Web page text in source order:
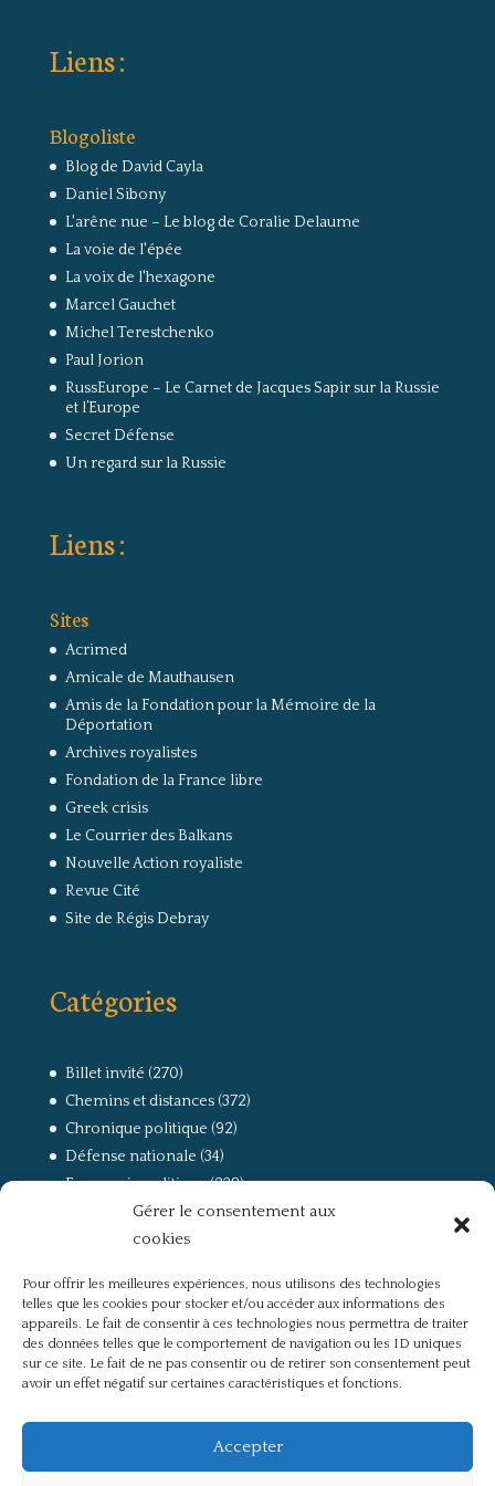
Gérer le consentement aux
cookies
Pour offrir les meilleures expériences, nous utilisons des technologies
telles que les cookies pour stocker et/ou accéder aux informations des
appareils. Le fait de consentir à ces technologies nous permettra de traiter
des données telles que le comportement de navigation ou les ID uniques
sur ce site. Le fait de ne pas consentir ou de retirer son consentement peut
avoir un effet négatif sur certaines caractéristiques et fonctions.
Accepter
Liens :
Blogoliste
Blog de David Cayla
Daniel Sibony
L'arêne nue – Le blog de Coralie Delaume
La voie de l'épée
La voix de l'hexagone
Marcel Gauchet
Michel Terestchenko
Paul Jorion
RussEurope – Le Carnet de Jacques Sapir sur la Russie
et l’Europe
Secret Défense
Un regard sur la Russie
Liens :
Sites
Acrimed
Amicale de Mauthausen
Amis de la Fondation pour la Mémoire de la
Déportation
Archives royalistes
Fondation de la France libre
Greek crisis
Le Courrier des Balkans
Nouvelle Action royaliste
Revue Cité
Site de Régis Debray
Catégories
Billet invité (270)
Chemins et distances(372)
Chronique politique (92)
Défense nationale (34)
Economie politique(238)
(168)
La guerre, la Résistance et la Déportation
Non classé(42)
Partis politiques, intelligentsia, médias(750)
Présentation(4)
Références(57)